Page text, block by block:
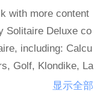
with more content
including: Calcu
Golf, Klondike, La
Three Shuffles
显示全部